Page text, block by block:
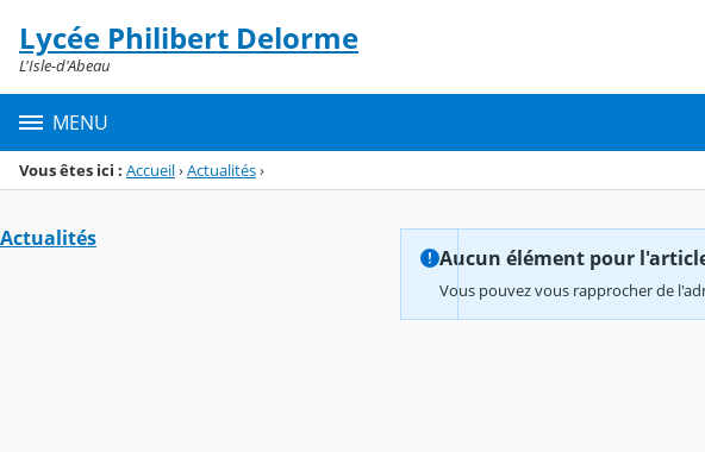
Menu de la rubrique
Contenu
Lycée Philibert Delorme
L'Isle-d'Abeau
MENU
Vous êtes ici : Accueil›Actualités›
Actualités
Aucun élément pour
Vous pouvez vous rapprocher de